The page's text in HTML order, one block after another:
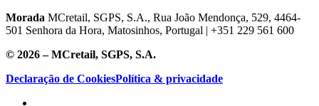
Morada MCretail, SGPS, S.A., Rua João Mendonça, 529, 4464-
501 Senhora da Hora, Matosinhos, Portugal | +351 229 561 600
© 2026 – MCretail, SGPS, S.A.
Declaração de CookiesPolítica & privacidade